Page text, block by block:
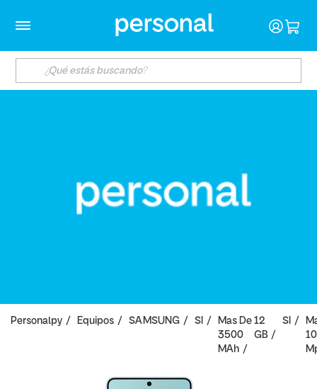
Personalpy Equipos SAMSUNG SI
Mas De
3500
MAh
12
GB
SI
10